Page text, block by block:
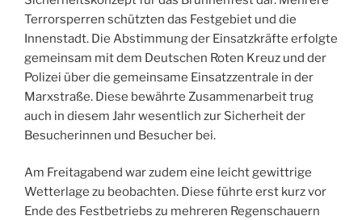
Terrorsperren schützten das Festgebiet und die
Innenstadt. Die Abstimmung der Einsatzkräfte erfolgte
gemeinsam mit dem Deutschen Roten Kreuz und der
Polizei über die gemeinsame Einsatzzentrale in der
Marxstraße. Diese bewährte Zusammenarbeit trug
auch in diesem Jahr wesentlich zur Sicherheit der
Besucherinnen und Besucher bei.
Am Freitagabend war zudem eine leicht gewittrige
Wetterlage zu beobachten. Diese führte erst kurz vor
Ende des Festbetriebs zu mehreren Regenschauern